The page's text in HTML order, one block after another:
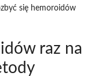
się hemoroidów
raz na